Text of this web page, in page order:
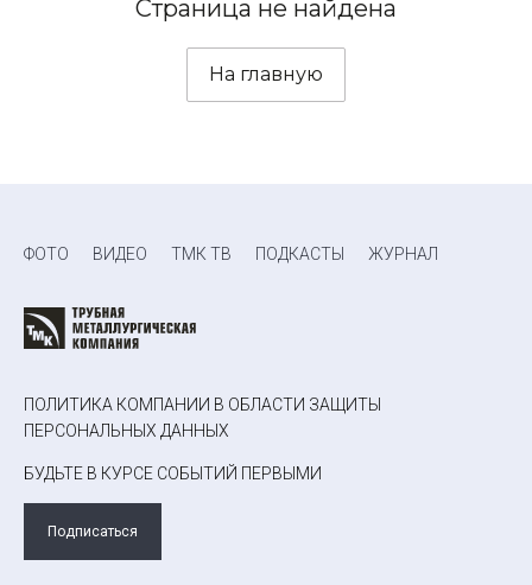
Страница не найдена
На главную
ФОТО ВИДЕО ТМК ТВ ПОДКАСТЫ ЖУРНАЛ
ПОЛИТИКА КОМПАНИИ В ОБЛАСТИ ЗАЩИТЫ
ПЕРСОНАЛЬНЫХ ДАННЫХ
БУДЬТЕ В КУРСЕ СОБЫТИЙ ПЕРВЫМИ
Подписаться